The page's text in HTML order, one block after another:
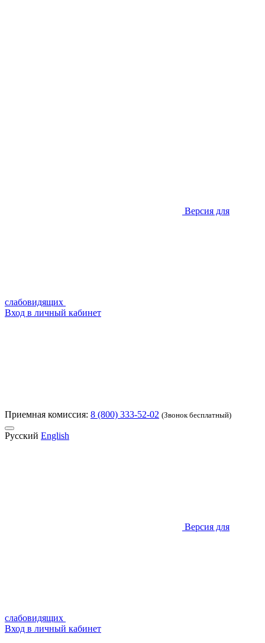
Версия для
слабовидящих
Вход в личный кабинет
Приемная комиссия: 8 (800) 333-52-02 (Звонок бесплатный)
Русский English
Версия для
слабовидящих
Вход в личный кабинет